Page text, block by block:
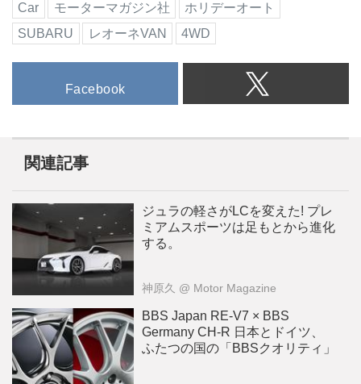
Car モーターマガジン社
ホリデーオート
SUBARU
レオーネVAN 4WD
Facebook
関連記事
ジュラの軽さがLCを変えた! プレ
ミアムスポーツは足もとから進化
する。
神原久 @ Motor Magazine
BBS Japan RE-V7 × BBS
Germany CH-R 日本とドイツ、
ふたつの国の「BBSクオリティ」